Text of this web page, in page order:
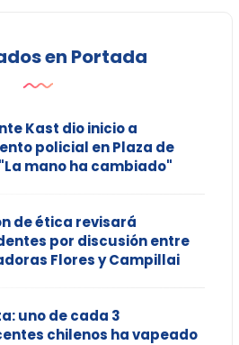
en Portada
Kast dio inicio a
policial en Plaza de
mano ha cambiado"
de ética revisará
por discusión entre
Flores y Campillai
uno de cada 3
chilenos ha vapeado